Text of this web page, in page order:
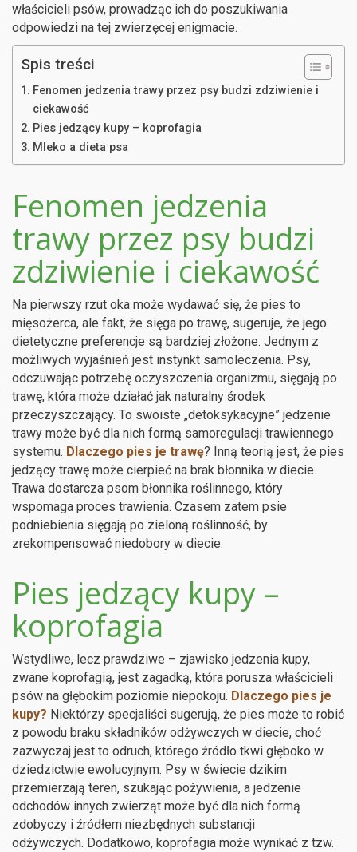
właścicieli psów, prowadząc ich do poszukiwania
odpowiedzi na tej zwierzęcej enigmacie.
Spis treści
Fenomen jedzenia trawy przez psy budzi zdziwienie i
ciekawość
Pies jedzący kupy – koprofagia
Mleko a dieta psa
Fenomen jedzenia
trawy przez psy budzi
zdziwienie i ciekawość
Na pierwszy rzut oka może wydawać się, że pies to
mięsożerca, ale fakt, że sięga po trawę, sugeruje, że jego
dietetyczne preferencje są bardziej złożone. Jednym z
możliwych wyjaśnień jest instynkt samoleczenia. Psy,
odczuwając potrzebę oczyszczenia organizmu, sięgają po
trawę, która może działać jak naturalny środek
przeczyszczający. To swoiste „detoksykacyjne” jedzenie
trawy może być dla nich formą samoregulacji trawiennego
systemu. Dlaczego pies je trawę? Inną teorią jest, że pies
jedzący trawę może cierpieć na brak błonnika w diecie.
Trawa dostarcza psom błonnika roślinnego, który
wspomaga proces trawienia. Czasem zatem psie
podniebienia sięgają po zieloną roślinność, by
zrekompensować niedobory w diecie.
Pies jedzący kupy –
koprofagia
Wstydliwe, lecz prawdziwe – zjawisko jedzenia kupy,
zwane koprofagią, jest zagadką, która porusza właścicieli
psów na głębokim poziomie niepokoju. Dlaczego pies je
kupy? Niektórzy specjaliści sugerują, że pies może to robić
z powodu braku składników odżywczych w diecie, choć
zazwyczaj jest to odruch, którego źródło tkwi głęboko w
dziedzictwie ewolucyjnym. Psy w świecie dzikim
przemierzają teren, szukając pożywienia, a jedzenie
odchodów innych zwierząt może być dla nich formą
zdobyczy i źródłem niezbędnych substancji
odżywczych. Dodatkowo, koprofagia może wynikać z tzw.